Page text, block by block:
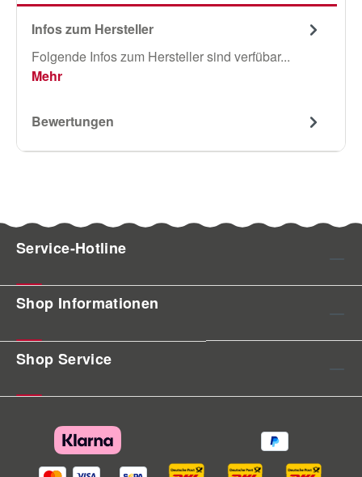
Infos zum Hersteller
Folgende Infos zum Hersteller sind verfübar...
Mehr
Bewertungen
Service-Hotline
Shop Informationen
Shop Service